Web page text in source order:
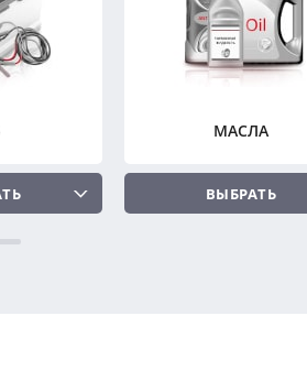
МАСЛА
ВЫБРАТЬ